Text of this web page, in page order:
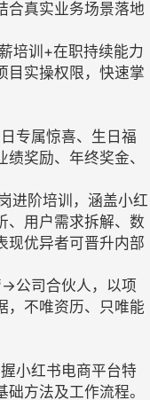
合真实业务场景落地
培训+在职持续能力
目实操权限，快速掌
专属惊喜、生日福
奖励、年终奖金、
进阶培训，涵盖小红
、用户需求拆解、数
现优异者可晋升内部
公司合伙人，以项
，不唯资历、只唯能
小红书电商平台特
方法及工作流程。